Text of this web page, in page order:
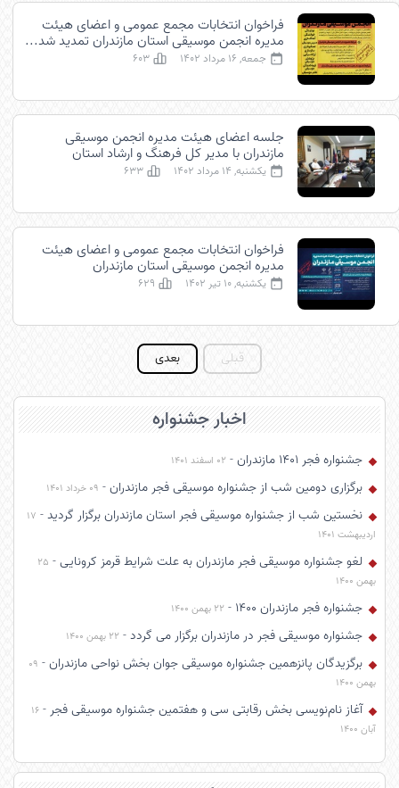
فراخوان انتخابات مجمع عمومی و اعضای هیئت
مدیره انجمن موسیقی استان مازندران تمدید شد...
جمعه, 16 مرداد 1402 603
جلسه اعضای هیئت مدیره انجمن موسیقی
مازندران با مدیر کل فرهنگ و ارشاد استان
یکشنبه, 14 مرداد 1402 633
فراخوان انتخابات مجمع عمومی و اعضای هیئت
مدیره انجمن موسیقی استان مازندران
یکشنبه, 10 تیر 1402 629
قبلی بعدی
اخبار جشنواره
جشنواره فجر 1401 مازندران - 02 اسفند 1401
برگزاری دومین شب از جشنواره موسیقی فجر مازندران- 09 خرداد 1401
نخستین شب از جشنواره موسیقی فجر استان مازندران برگزار گردید-
17
ارديبهشت 1401
لغو جشنواره موسیقی فجر مازندران به علت شرایط قرمز کرونایی-
25
بهمن 1400
جشنواره فجر مازندران 1400 - 22 بهمن 1400
جشنواره موسیقی فجر در مازندران برگزار می گردد- 22 بهمن 1400
برگزیدگان پانزهمین جشنواره موسیقی جوان بخش نواحی مازندران-
09
بهمن 1400
آغاز نام‌نویسی بخش رقابتی سی و هفتمین جشنواره موسیقی فجر-
16
آبان 1400